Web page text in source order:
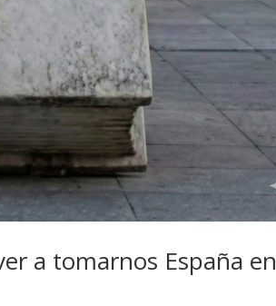
a tomarnos España en